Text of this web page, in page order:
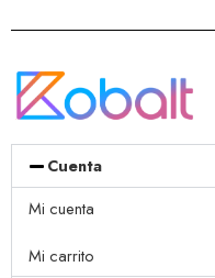
Cuenta
Mi cuenta
Mi carrito